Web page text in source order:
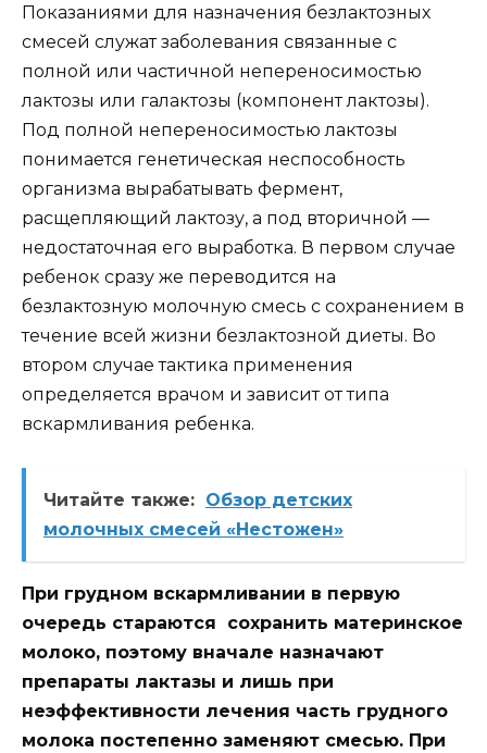
Показаниями для назначения безлактозных
смесей служат заболевания связанные с
полной или частичной непереносимостью
лактозы или галактозы (компонент лактозы).
Под полной непереносимостью лактозы
понимается генетическая неспособность
организма вырабатывать фермент,
расщепляющий лактозу, а под вторичной —
недостаточная его выработка. В первом случае
ребенок сразу же переводится на
безлактозную молочную смесь с сохранением в
течение всей жизни безлактозной диеты. Во
втором случае тактика применения
определяется врачом и зависит от типа
вскармливания ребенка.
Читайте также: Обзор детских
молочных смесей «Нестожен»
При грудном вскармливании в первую
очередь стараются сохранить материнское
молоко, поэтому вначале назначают
препараты лактазы и лишь при
неэффективности лечения часть грудного
молока постепенно заменяют смесью. При